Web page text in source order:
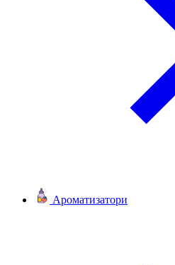
Ароматизатори